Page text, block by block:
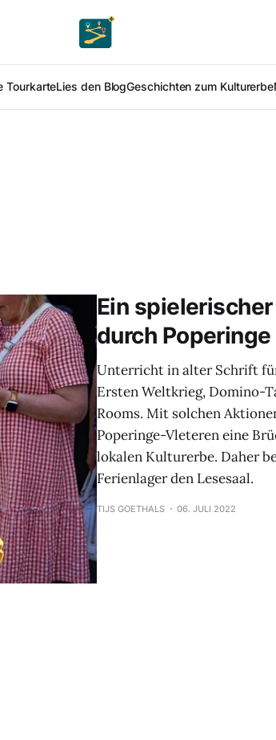
TourkarteLies den BlogGeschichten zum Kulturerbe
Ein
durch Poperinge
Unterricht in alter Schrift
Ersten Weltkrieg, Domino-
Rooms. Mit solchen
Poperinge-Vleteren eine
lokalen Kulturerbe. Daher
Ferienlager den Lesesaal.
TIJS GOETHALS 06. JULI 2022